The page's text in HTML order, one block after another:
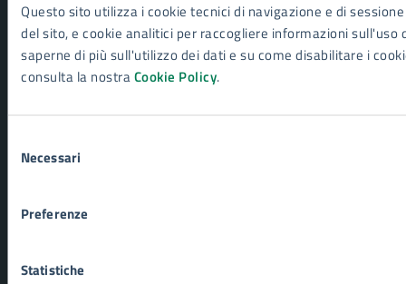
Questo sito utilizza i cookie tecnici di navigazione e di
del sito, e cookie analitici per raccogliere informazioni sull'uso
saperne di più sull'utilizzo dei dati e su come disabilitare i
consulta la nostraCookie Policy.
delNecessari
Preferenze
Statistiche
CATEGORIE DI SERVIZIO
Ambiente
Anagrafe e stato civile
Educazione e formazione
Imprese e commercio
Mobilità e trasporti
Tributi, finanze e contravvenzioni